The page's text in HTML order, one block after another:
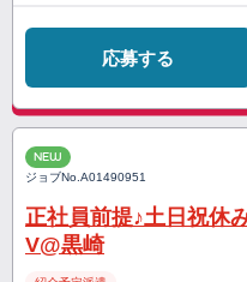
応募する
NEW
ジョブNo.A01490951
正社員前提♪土日祝休
V@黒崎